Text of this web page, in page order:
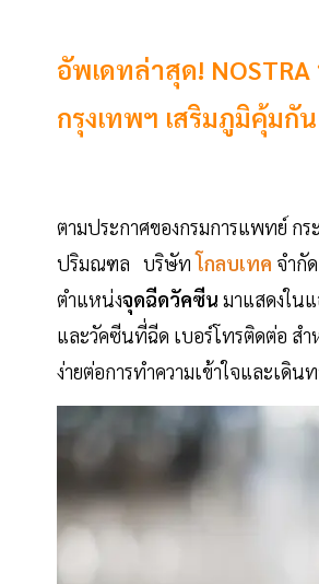
อัพเดทล่าสุด!
กรุงเทพฯ เสริมภูมิคุ้มกั
ตามประกาศของกรมการแพทย์ ก
ปริมณฑล บริษัทโกลบเทค จำกั
ตำแหน่งจุดฉีดวัคซีน มาแสดงใน
และวัคซีนที่ฉีด เบอร์โทรติดต่อ ส
ง่ายต่อการทำความเข้าใจและเดินท